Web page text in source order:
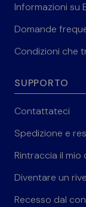
Informazioni su
Domande
Condizioni che
SUPPORTO
Contattateci
Spedizione e
Rintraccia il mio
Diventare un
Recesso dal